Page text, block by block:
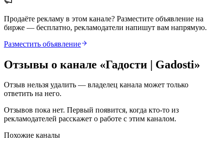
Продаёте рекламу в этом канале? Разместите объявление на
бирже — бесплатно, рекламодатели напишут вам напрямую.
Разместить объявление
Отзывы о канале «Гадости | Gadosti»
Отзыв нельзя удалить — владелец канала может только
ответить на него.
Отзывов пока нет. Первый появится, когда кто-то из
рекламодателей расскажет о работе с этим каналом.
Похожие каналы